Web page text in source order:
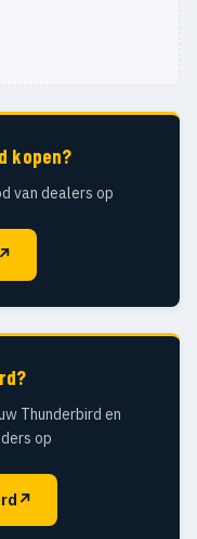
kopen?
van dealers op
↗
Thunderbird en
op
↗